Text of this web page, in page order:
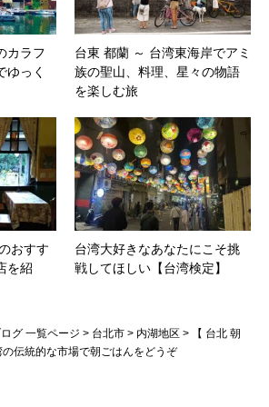
カラフ
ゆっく
台東 都蘭 ～ 台湾東海岸でアミ
族の聖山、料理、星々の物語
を楽しむ旅
おすす
を紹
台湾大好きなあなたにこそ挑
戦してほしい【台湾検定】
グ 一覧ページ > 台北市 > 内湖地区 >
【 台北 朝
伝統的な市場で朝ごはんをどうぞ